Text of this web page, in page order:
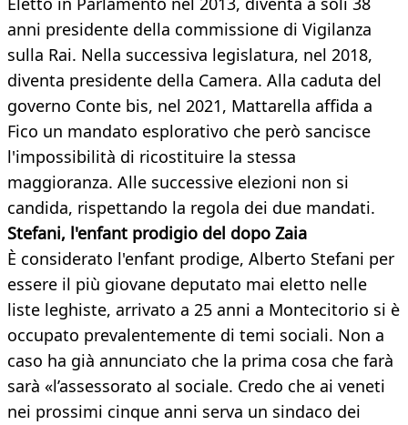
anni presidente della commissione di Vigilanza
sulla Rai. Nella successiva legislatura, nel 2018,
diventa presidente della Camera. Alla caduta del
governo Conte bis, nel 2021, Mattarella affida a
Fico un mandato esplorativo che però sancisce
l'impossibilità di ricostituire la stessa
maggioranza. Alle successive elezioni non si
candida, rispettando la regola dei due mandati.
Stefani, l'enfant prodigio del dopo Zaia
È considerato l'enfant prodige, Alberto Stefani per
essere il più giovane deputato mai eletto nelle
liste leghiste, arrivato a 25 anni a Montecitorio si è
occupato prevalentemente di temi sociali. Non a
caso ha già annunciato che la prima cosa che farà
sarà «l’assessorato al sociale. Credo che ai veneti
nei prossimi cinque anni serva un sindaco dei